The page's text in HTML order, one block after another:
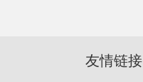
友情链接